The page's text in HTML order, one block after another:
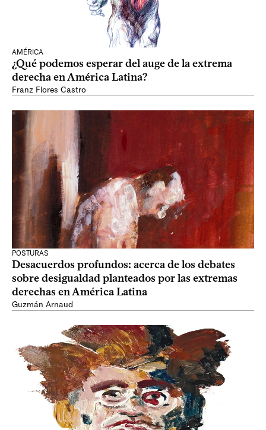
AMÉRICA
¿Qué podemos esperar del auge de la extrema
derecha en América Latina?
Franz Flores Castro
POSTURAS
Desacuerdos profundos: acerca de los debates
sobre desigualdad planteados por las extremas
derechas en América Latina
Guzmán Arnaud